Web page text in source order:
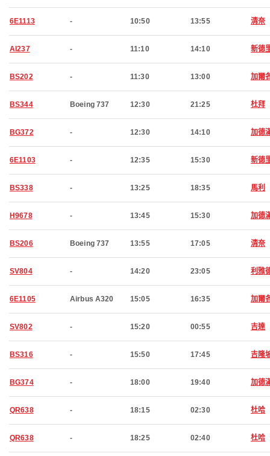
6E1113 - 10:50 13:55 清奈
AI237 - 11:10 14:10 新德
BS202 - 11:30 13:00 加爾
BS344 Boeing 737 12:30 21:25 杜拜
BG372 - 12:30 14:10 加德
6E1103 - 12:35 15:30 新德
BS338 - 13:25 18:35 馬利
H9678 - 13:45 15:30 加德
BS206 Boeing 737 13:55 17:05 清奈
SV804 - 14:20 23:05 利雅
6E1105 Airbus A320 15:05 16:35 加爾
SV802 - 15:20 00:55 吉達
BS316 - 15:50 17:45 吉隆
BG374 - 18:00 19:40 加德
QR638 - 18:15 02:30 杜哈
QR638 - 18:25 02:40 杜哈